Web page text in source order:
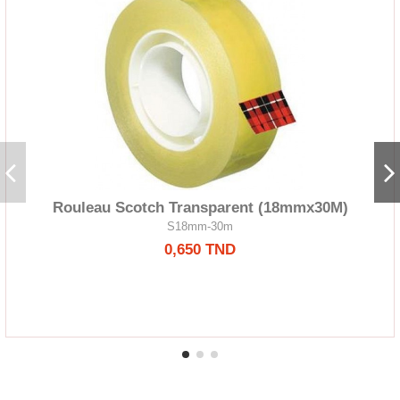
Rouleau Scotch Transparent (18mmx30M)
S18mm-30m
0,650 TND